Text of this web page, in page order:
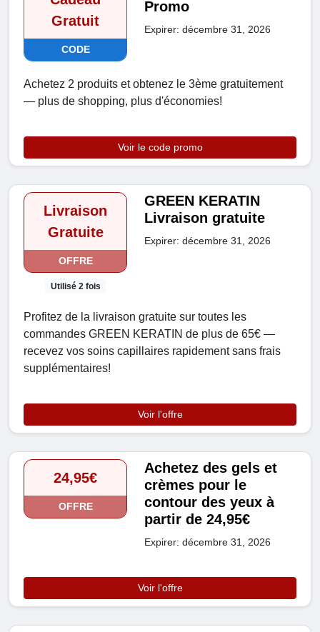
Gratuit
CODE
Promo
Expirer: décembre 31, 2026
Achetez 2 produits et obtenez le 3ème gratuitement
— plus de shopping, plus d'économies!
Voir le code promo
Livraison
Gratuite
OFFRE
Utilisé 2 fois
GREEN KERATIN
Livraison gratuite
Expirer: décembre 31, 2026
Profitez de la livraison gratuite sur toutes les
commandes GREEN KERATIN de plus de 65€ —
recevez vos soins capillaires rapidement sans frais
supplémentaires!
Voir l'offre
24,95€
OFFRE
Achetez des gels et
crèmes pour le
contour des yeux à
partir de 24,95€
Expirer: décembre 31, 2026
Voir l'offre